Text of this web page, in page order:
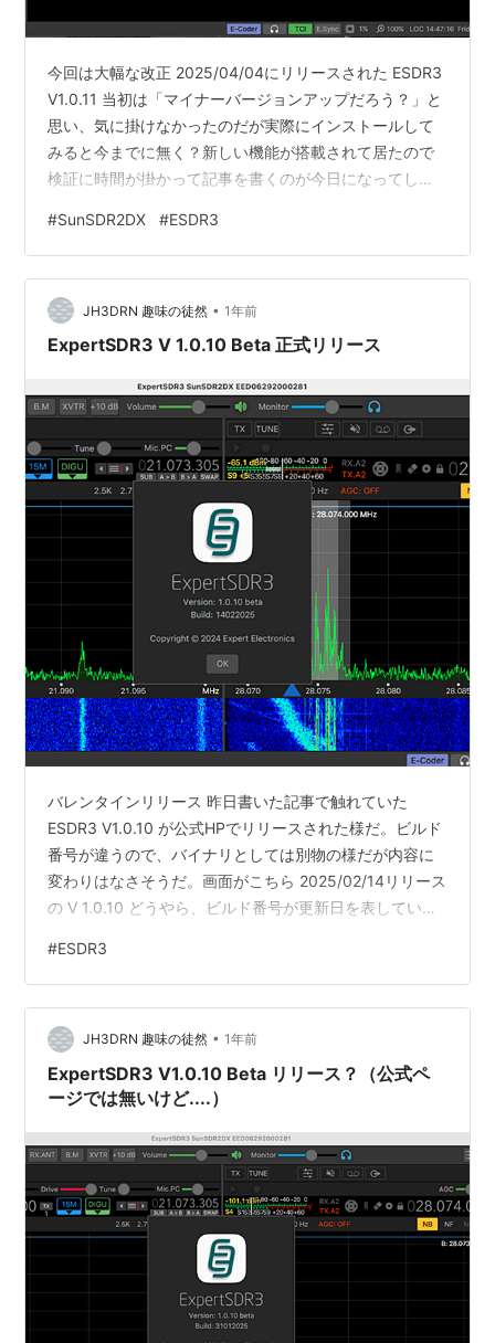
今回は大幅な改正 2025/04/04にリリースされた ESDR3
V1.0.11 当初は「マイナーバージョンアップだろう？」と
思い、気に掛けなかったのだが実際にインストールして
みると今までに無く？新しい機能が搭載されて居たので
検証に時間が掛かって記事を書くのが今日になってしま
的に言うと、E-Corder, B.M(バンドマネージャ）等のフ
ォーマットが変わって居る為に現状のファイルを削除し
て新たに作成する必要がある。従って現在の設定につい
てはメモを残す等、バックアップ手段を講じておいた方
が良いと思う。 リリースノートから 今回、MB1のフロ…
#SunSDR2DX #ESDR3
JH3DRN 趣味の徒然 • 1年前
ExpertSDR3 V 1.0.10 Beta 正式リリース
バレンタインリリース 昨日書いた記事で触れていた
ESDR3 V1.0.10 が公式HPでリリースされた様だ。ビルド
番号が違うので、バイナリとしては別物の様だが内容に
変わりはなさそうだ。画面がこちら 2025/02/14リリース
の V 1.0.10 どうやら、ビルド番号が更新日を表している
ノートも若干違う リリースノートを見ると昨日書いた記
事とは若干違ったので、正式版のノートを掲載する。 新
機能 ・リモートデバイスへの接続メカニズムが改善され
た。 ・ERSのログインとパスワード入力フィールドにコ
ンテキストメニューを追加し…
#ESDR3
JH3DRN 趣味の徒然 • 1年前
ExpertSDR3 V1.0.10 Beta リリース？（公式ペ
ージでは無いけど....）